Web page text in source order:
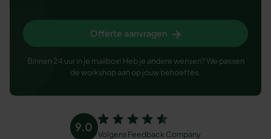
Offerte aanvragen
Binnen 24 uur in je mailbox! Heb je andere wensen? We passen
de workshop aan op jouw behoeftes.
9.0
VolgensFeedback Company